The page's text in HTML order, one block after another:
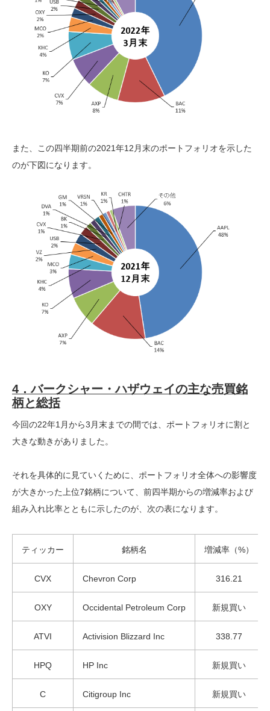
また、この四半期前の2021年12月末のポートフォリオを示した
のが下図になります。
4．バークシャー・ハザウェイの主な売買銘
柄と総括
今回の22年1月から3月末までの間では、ポートフォリオに割と
大きな動きがありました。
それを具体的に見ていくために、ポートフォリオ全体への影響度
が大きかった上位7銘柄について、前四半期からの増減率および
組み入れ比率とともに示したのが、次の表になります。
ティッカー 銘柄名 増減率（%）
CVX Chevron Corp 316.21
OXY Occidental Petroleum Corp 新規買い
ATVI Activision Blizzard Inc 338.77
HPQ HP Inc 新規買い
C Citigroup Inc 新規買い